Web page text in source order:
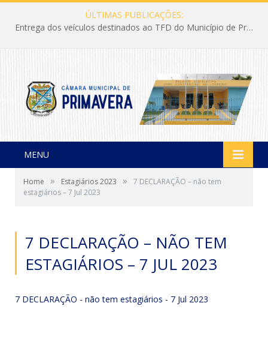
ÚLTIMAS PUBLICAÇÕES:
Entrega dos veículos destinados ao TFD do Município de Primavera
MENU
Home » Estagiários 2023 »
7 DECLARAÇÃO – não tem
estagiários – 7 Jul 2023
7 DECLARAÇÃO – NÃO TEM
ESTAGIÁRIOS – 7 JUL 2023
7 DECLARAÇÃO - não tem estagiários - 7 Jul 2023